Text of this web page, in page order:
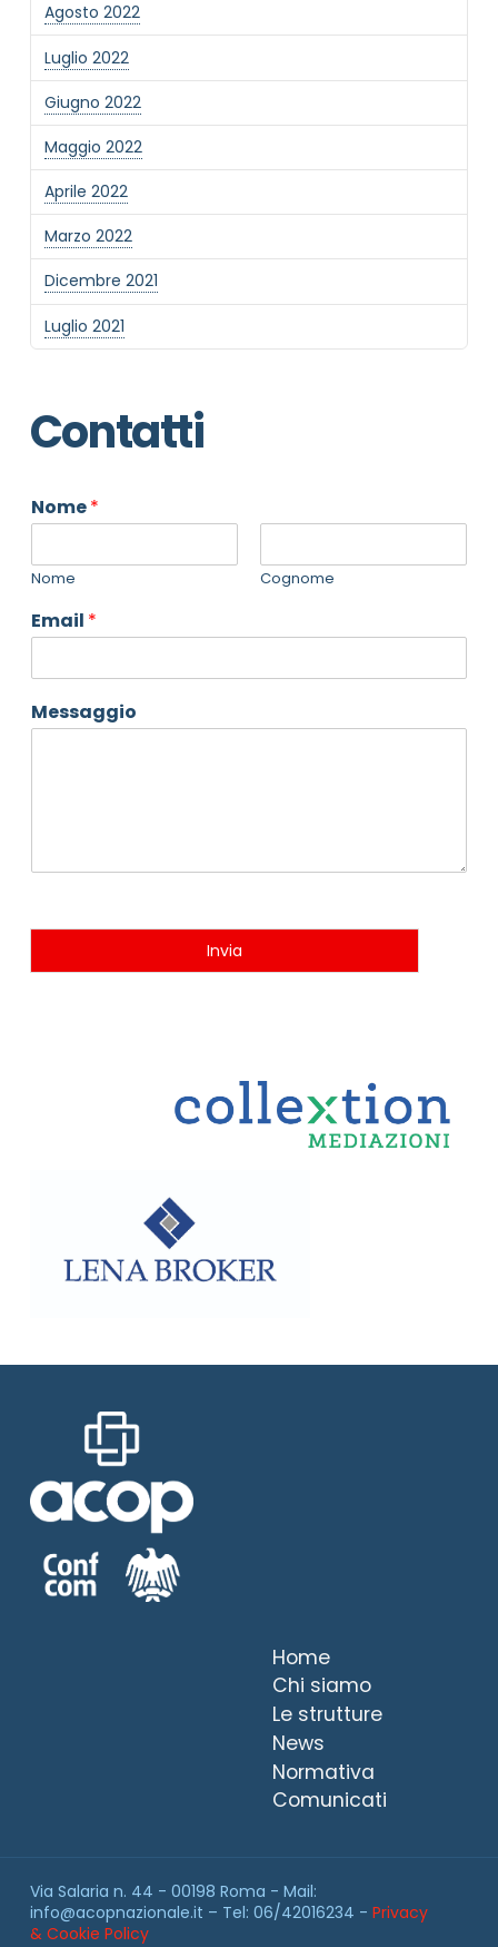
Agosto 2022
Luglio 2022
Giugno 2022
Maggio 2022
Aprile 2022
Marzo 2022
Dicembre 2021
Luglio 2021
Contatti
Nome*
Nome Cognome
Email *
Messaggio
Invia
Home
Chi siamo
Le strutture
News
Normativa
Comunicati
Via Salaria n. 44 - 00198 Roma - Mail:
info@acopnazionale.it – Tel: 06/42016234 - Privacy
& Cookie Policy